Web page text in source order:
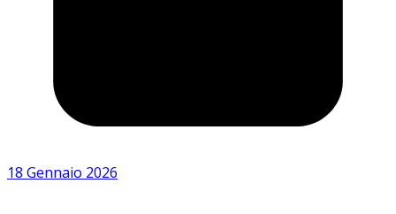
18 Gennaio 2026